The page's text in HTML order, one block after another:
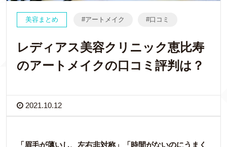
美容まとめ アートメイク 口コミ
レディアス美容クリニック恵比寿
のアートメイクの口コミ評判は？
2021.10.12
「眉毛が薄いし、左右非対称」「時間がないのにうまく